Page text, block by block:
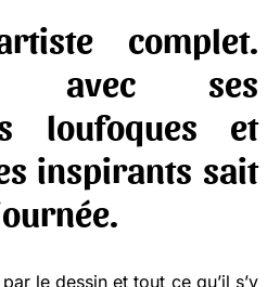
complet.
avec ses
loufoques et
inspirants sait
le dessin et tout ce qu’il s’y